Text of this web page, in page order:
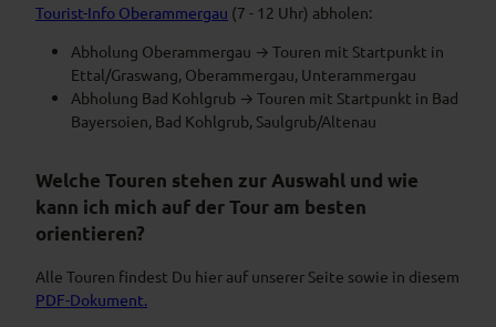
Tourist-Info Oberammergau (7 - 12 Uhr) abholen:
Abholung Oberammergau → Touren mit Startpunkt in
Ettal/Graswang, Oberammergau, Unterammergau
Abholung Bad Kohlgrub → Touren mit Startpunkt in Bad
Bayersoien, Bad Kohlgrub, Saulgrub/Altenau
Welche Touren stehen zur Auswahl und wie
kann ich mich auf der Tour am besten
orientieren?
Alle Touren findest Du hier auf unserer Seite sowie in diesem
PDF-Dokument.